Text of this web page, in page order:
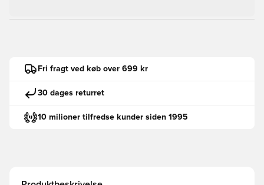
Fri fragt ved køb over 699 kr
30 dages returret
10 milioner tilfredse kunder siden 1995